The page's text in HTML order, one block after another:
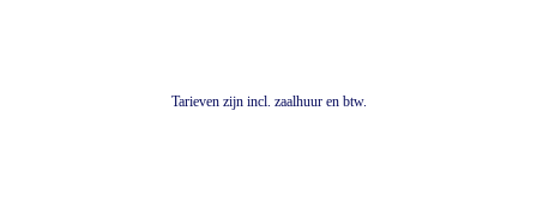
Tarieven zijn incl. zaalhuur en btw.